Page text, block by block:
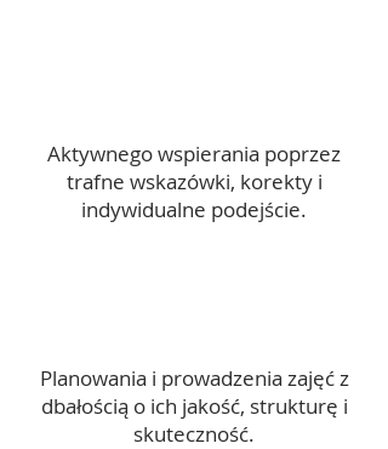
Aktywnego wspierania poprzez
trafne wskazówki, korekty i
indywidualne podejście.
Planowania i prowadzenia zajęć z
dbałością o ich jakość, strukturę i
skuteczność.